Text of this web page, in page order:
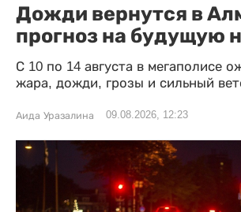
Дожди вернутся в
прогноз на будущую
С 10 по 14 августа в мегаполисе
жара, дожди, грозы и сильный
Аида Уразалина 09.08.2026, 12:23